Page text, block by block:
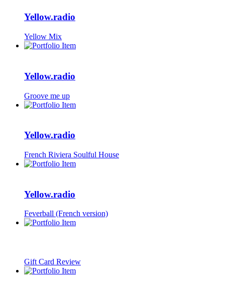
Yellow.radio
Yellow Mix
Yellow.radio
Groove me up
Yellow.radio
French Riviera Soulful House
Yellow.radio
Feverball (French version)
Gift Card Review